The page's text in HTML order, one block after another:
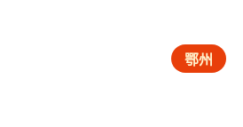
鄂州